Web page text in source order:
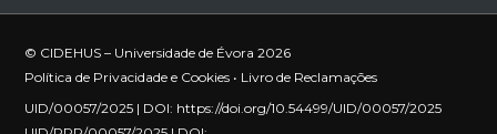
© CIDEHUS – Universidade de Évora 2026
Política de Privacidade e Cookies • Livro de Reclamações
UID/00057/2025 | DOI: https://doi.org/10.54499/UID/00057/2025